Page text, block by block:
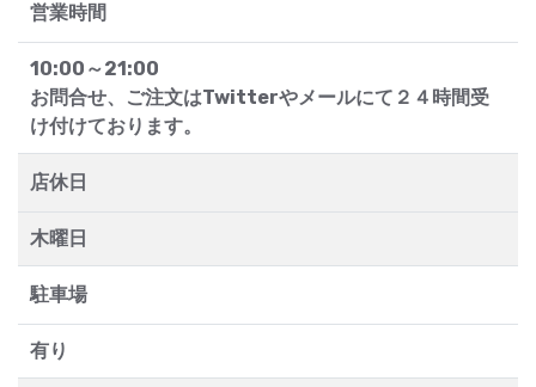
営業時間
10:00～21:00
お問合せ、ご注文はTwitterやメールにて２４時間受
け付けております。
店休日
木曜日
駐車場
有り